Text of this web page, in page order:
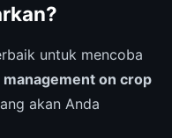
untuk mencoba
on crop
akan Anda